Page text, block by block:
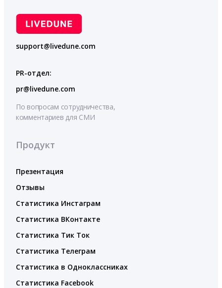
support@livedune.com
PR-отдел:
pr@livedune.com
По вопросам сотрудничества,
комментариев для СМИ
Продукт
Презентация
Отзывы
Статистика Инстаграм
Статистика ВКонтакте
Статистика Тик Ток
Статистика Телеграм
Статистика в Одноклассниках
Статистика Facebook